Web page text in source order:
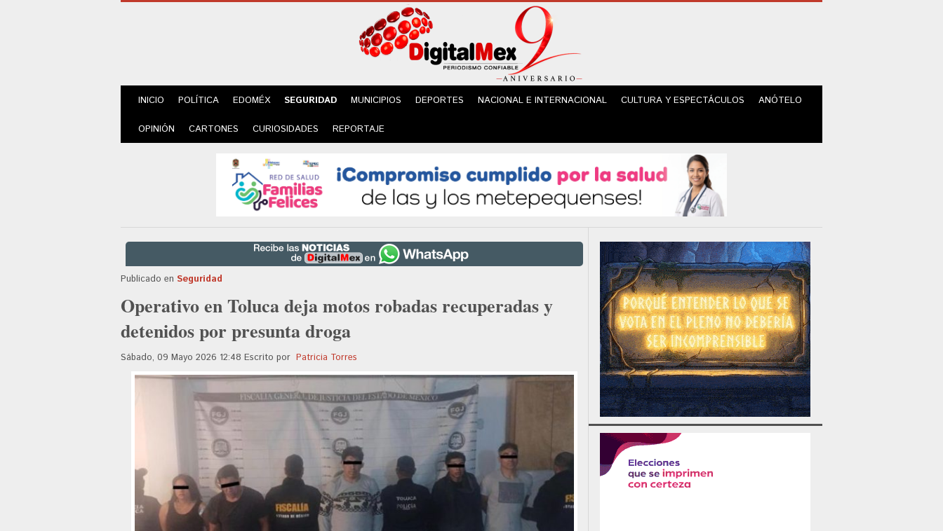
INICIO POLÍTICA EDOMÉX SEGURIDAD MUNICIPIOS DEPORTES NACIONAL E INTERNACIONAL CULTURA Y ESPECTÁCULOS ANÓTELO
OPINIÓN CARTONES CURIOSIDADES REPORTAJE
Publicado en Seguridad
Operativo en Toluca deja motos robadas recuperadas y
detenidos por presunta droga
Sábado, 09 Mayo 2026 12:48 Escrito por Patricia Torres